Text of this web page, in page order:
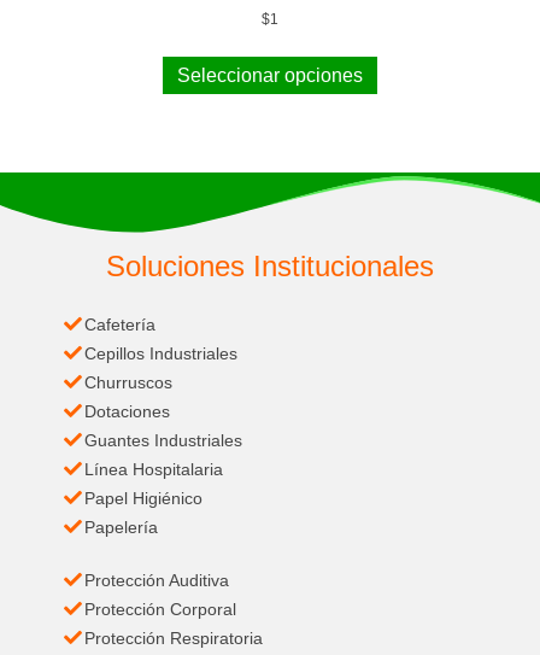
$1
Seleccionar opciones
Soluciones Institucionales
Cafetería
Cepillos Industriales
Churruscos
Dotaciones
Guantes Industriales
Línea Hospitalaria
Papel Higiénico
Papelería
Protección Auditiva
Protección Corporal
Protección Respiratoria